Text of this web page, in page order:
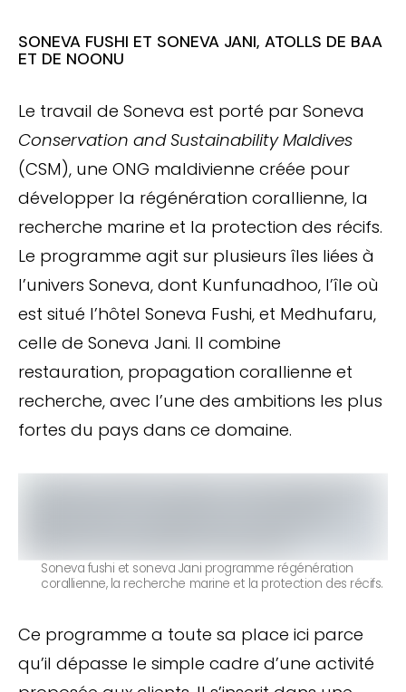
SONEVA FUSHI ET SONEVA JANI, ATOLLS DE BAA
ET DE NOONU
Le travail de Soneva est porté par Soneva
Conservation and Sustainability Maldives
(CSM), une ONG maldivienne créée pour
développer la régénération corallienne, la
recherche marine et la protection des récifs.
Le programme agit sur plusieurs îles liées à
l’univers Soneva, dont Kunfunadhoo, l’île où
est situé l’hôtel Soneva Fushi, et Medhufaru,
celle de Soneva Jani. Il combine
restauration, propagation corallienne et
recherche, avec l’une des ambitions les plus
fortes du pays dans ce domaine.
Soneva fushi et soneva Jani programme régénération
corallienne, la recherche marine et la protection des récifs.
Ce programme a toute sa place ici parce
qu’il dépasse le simple cadre d’une activité